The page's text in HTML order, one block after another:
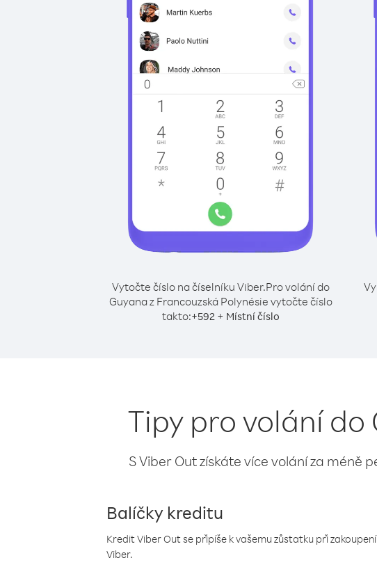
Vytočte číslo na číselníku Viber.Pro volání do
Guyana z Francouzská Polynésie vytočte číslo
takto:+592+ Místní číslo
Tipy pro volání do
S Viber Out získáte více volání za méně
Balíčky kreditu
Kredit Viber Out se připíše k vašemu zůstatku při
Viber.